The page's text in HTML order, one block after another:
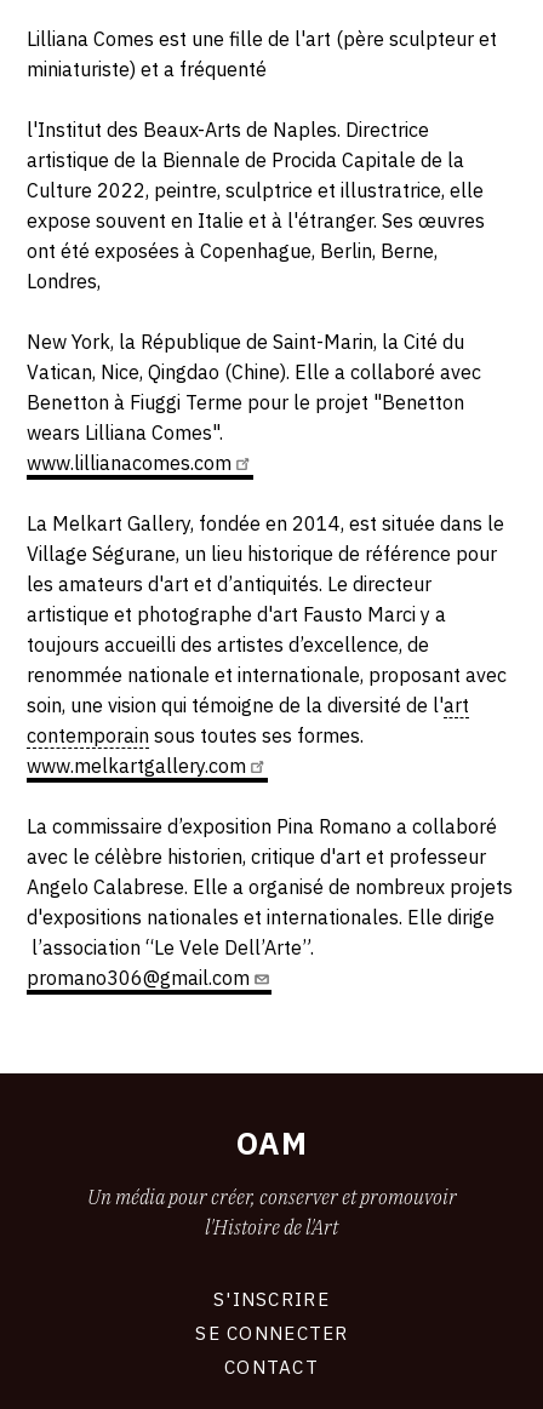
Lilliana Comes est une fille de l'art (père sculpteur et
miniaturiste) et a fréquenté
l'Institut des Beaux-Arts de Naples. Directrice
artistique de la Biennale de Procida Capitale de la
Culture 2022, peintre, sculptrice et illustratrice, elle
expose souvent en Italie et à l'étranger. Ses œuvres
ont été exposées à Copenhague, Berlin, Berne,
Londres,
New York, la République de Saint-Marin, la Cité du
Vatican, Nice, Qingdao (Chine). Elle a collaboré avec
Benetton à Fiuggi Terme pour le projet "Benetton
wears Lilliana Comes".
www.lillianacomes.com
La Melkart Gallery, fondée en 2014, est située dans le
Village Ségurane, un lieu historique de référence pour
les amateurs d'art et d’antiquités. Le directeur
artistique et photographe d'art Fausto Marci y a
toujours accueilli des artistes d’excellence, de
renommée nationale et internationale, proposant avec
soin, une vision qui témoigne de la diversité de l'art
contemporain sous toutes ses formes.
www.melkartgallery.com
La commissaire d’exposition Pina Romano a collaboré
avec le célèbre historien, critique d'art et professeur
Angelo Calabrese. Elle a organisé de nombreux projets
d'expositions nationales et internationales. Elle dirige
l’association “Le Vele Dell’Arte”.
promano306@gmail.com
OAM
Un média pour créer, conserver et promouvoir
l'Histoire de l'Art
S'INSCRIRE
SE CONNECTER
CONTACT